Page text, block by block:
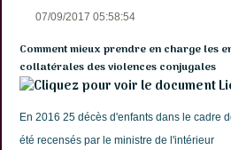
07/09/2017 05:58:54
Comment mieux prendre en charge les
collatérales des violences conjugales
En 2016 25 décès d'enfants dans le cadre
été recensés par le ministre de l'intérieur